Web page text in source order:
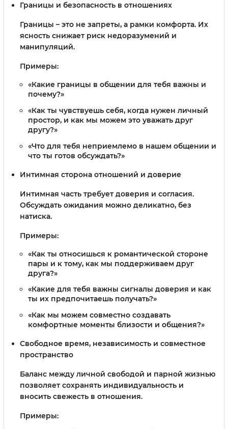
Границы и безопасность в отношениях
Границы – это не запреты, а рамки комфорта. Их
ясность снижает риск недоразумений и
манипуляций.
Примеры:
«Какие границы в общении для тебя важны и
почему?»
«Как ты чувствуешь себя, когда нужен личный
простор, и как мы можем это уважать друг
другу?»
«Что для тебя неприемлемо в нашем общении и
что ты готов обсуждать?»
Интимная сторона отношений и доверие
Интимная часть требует доверия и согласия.
Обсуждать ожидания можно деликатно, без
натиска.
Примеры:
«Как ты относишься к романтической стороне
пары и к тому, как мы поддерживаем друг
друга?»
«Какие для тебя важны сигналы доверия и как
ты их предпочитаешь получать?»
«Как мы можем совместно создавать
комфортные моменты близости и общения?»
Свободное время, независимость и совместное
пространство
Баланс между личной свободой и парной жизнью
позволяет сохранять индивидуальность и
вносить свежесть в отношения.
Примеры: